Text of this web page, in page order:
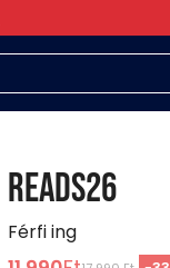
READS26
Férfi ing